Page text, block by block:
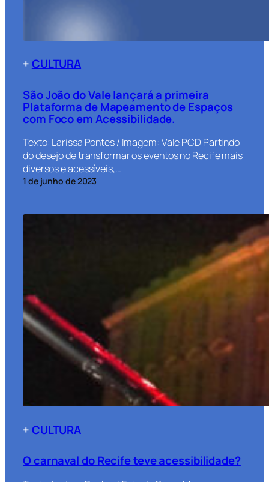
+CULTURA
São João do Vale lançará a primeira
Plataforma de Mapeamento de Espaços
com Foco em Acessibilidade.
Texto: Larissa Pontes / Imagem: Vale PCD Partindo
do desejo de transformar os eventos no Recife mais
diversos e acessíveis,…
1 de junho de 2023
+CULTURA
O carnaval do Recife teve acessibilidade?